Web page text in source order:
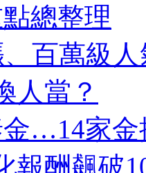
總整理
百萬級
人當？
…14家金
報酬飆破